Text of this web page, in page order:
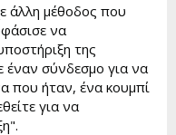
άλλη μέθοδος που
να
της
έναν σύνδεσμο για να
που ήταν, ένα κουμπί
για να